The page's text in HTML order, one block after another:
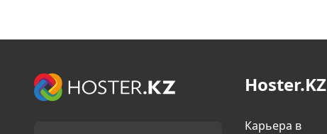
Hoster.KZ
Карьера в